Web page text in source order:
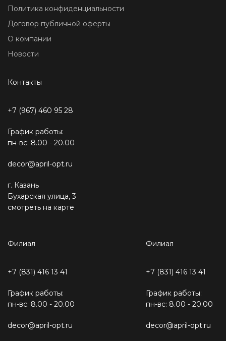
Политика конфиденциальности
Договор публичной оферты
О компании
Новости
Контакты
+7 (967) 460 95 28
График работы:
пн-вс: 8.00 - 20.00
decor@april-opt.ru
г. Казань
Бухарская улица, 3
смотреть на карте
Филиал
+7 (831) 416 13 41
График работы:
пн-вс: 8.00 - 20.00
decor@april-opt.ru
Филиал
+7 (831) 416 13 41
График работы:
пн-вс: 8.00 - 20.00
decor@april-opt.ru